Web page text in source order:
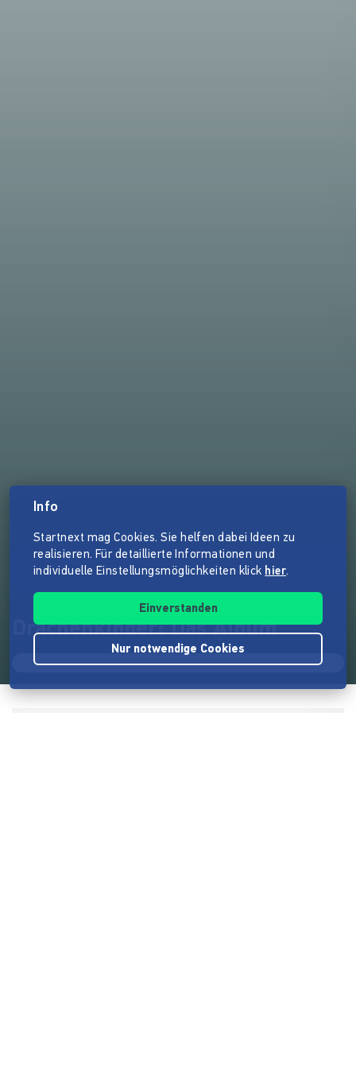
Drachenkinder: Das Album
Info
Startnext mag Cookies. Sie helfen dabei Ideen zu
realisieren. Für detaillierte Informationen und
individuelle Einstellungsmöglichkeiten klick hier.
Einverstanden
Nur notwendige Cookies